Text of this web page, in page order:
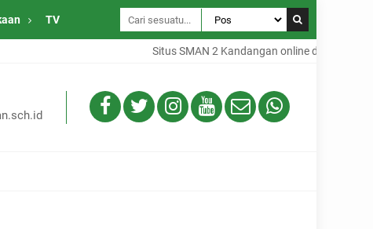
TV
Situs SMAN 2 Kandangan online dari Desa